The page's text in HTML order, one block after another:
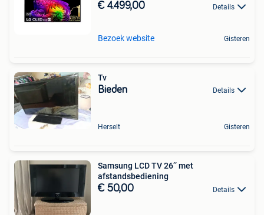
€ 4.499,00 Details
Bezoek website Gisteren
Tv
Bieden Details
Herselt Gisteren
Samsung LCD TV 26’’ met
afstandsbediening
€ 50,00 Details